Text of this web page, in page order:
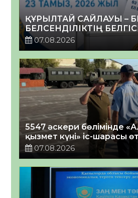
ҚҰРЫЛТАЙ САЙЛАУЫ –
БЕЛСЕНДІЛІКТІҢ
07.08.2026
5547 әскери бөлімінде
қызмет күні» іс-шарасы
07.08.2026